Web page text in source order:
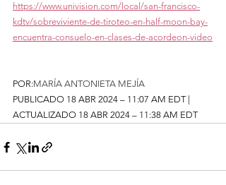
https://www.univision.com/local/san-francisco-
kdtv/sobreviviente-de-tiroteo-en-half-moon-bay-
encuentra-consuelo-en-clases-de-acordeon-video
POR:MARÍA ANTONIETA MEJÍA
PUBLICADO 18 ABR 2024 – 11:07 AM EDT |
ACTUALIZADO 18 ABR 2024 – 11:38 AM EDT